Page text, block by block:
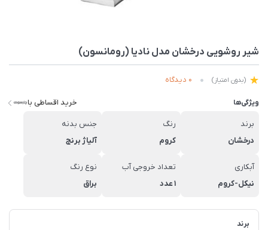
شیر روشویی درخشان مدل نادیا (رومانسون)
(بدون امتیاز) 0 دیدگاه
ویژگی‌ها خرید اقساطی با
برند
درخشان
رنگ
کروم
جنس بدنه
آلیاژ برنج
آبکاری
نیکل-کروم
تعداد خروجی آب
1 عدد
نوع رنگ
براق
برند